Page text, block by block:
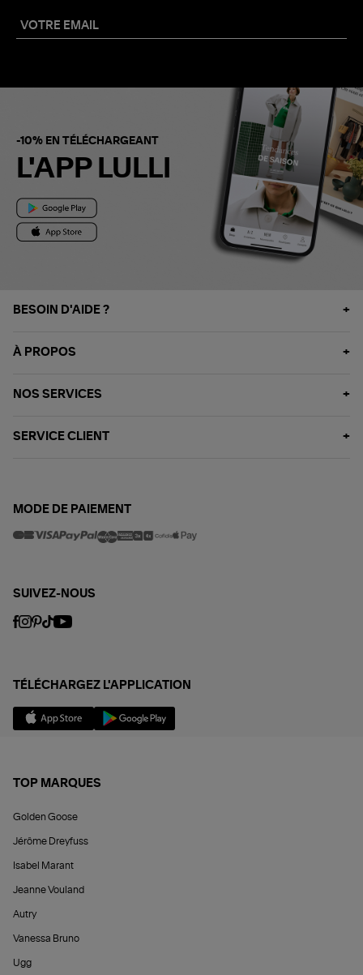
-10% EN TÉLÉCHARGEANT
L'APP LULLI
BESOIN D'AIDE ?
À PROPOS
NOS SERVICES
SERVICE CLIENT
MODE DE PAIEMENT
SUIVEZ-NOUS
TÉLÉCHARGEZ L'APPLICATION
TOP MARQUES
Golden Goose
Jérôme Dreyfuss
Isabel Marant
Jeanne Vouland
Autry
Vanessa Bruno
Ugg